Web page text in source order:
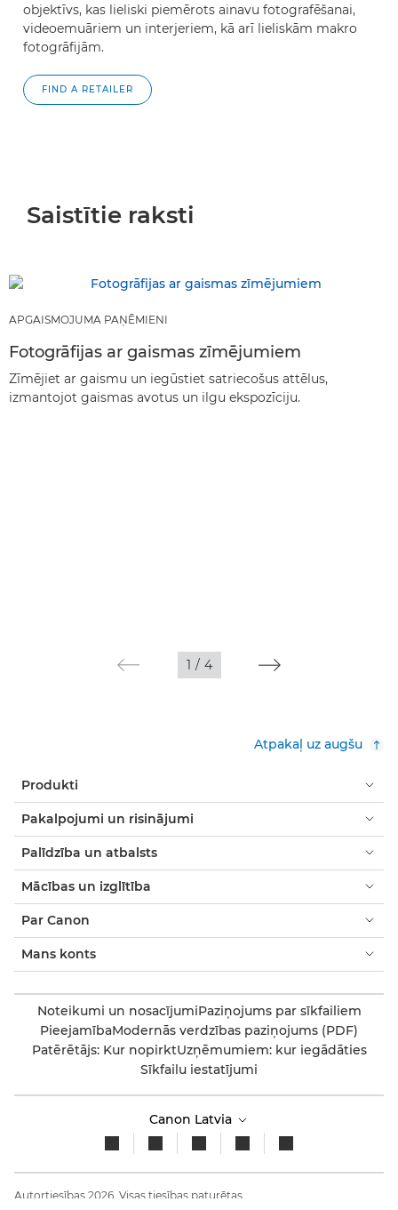
objektīvs, kas lieliski piemērots ainavu fotografēšanai,
videoemuāriem un interjeriem, kā arī lieliskām makro
fotogrāfijām.
FIND A RETAILER
Saistītie raksti
APGAISMOJUMA PAŅĒMIENI
Fotogrāfijas ar gaismas zīmējumiem
Zīmējiet ar gaismu un iegūstiet satriecošus attēlus,
izmantojot gaismas avotus un ilgu ekspozīciju.
1 / 4
Atpakaļ uz augšu
Produkti
Pakalpojumi un risinājumi
Palīdzība un atbalsts
Mācības un izglītība
Par Canon
Mans konts
Noteikumi un nosacījumiPaziņojums par sīkfailiem
PieejamībaModernās verdzības paziņojums (PDF)
Patērētājs: Kur nopirktUzņēmumiem: kur iegādāties
Sīkfailu iestatījumi
Canon Latvia
Autortiesības 2026. Visas tiesības paturētas.